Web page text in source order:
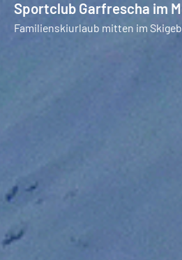
Sportclub Garfrescha im
Familienskiurlaub mitten im